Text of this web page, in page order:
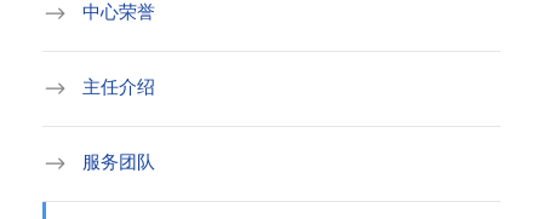
中心荣誉
主任介绍
服务团队